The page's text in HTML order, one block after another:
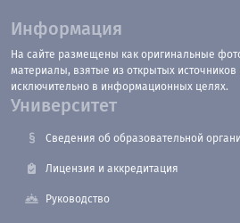
Информация
На сайте размещены как оригинальные
материалы, взятые из открытых
исключительно в информационных целях.
Университет
Сведения об образовательной
Лицензия и аккредитация
Руководство